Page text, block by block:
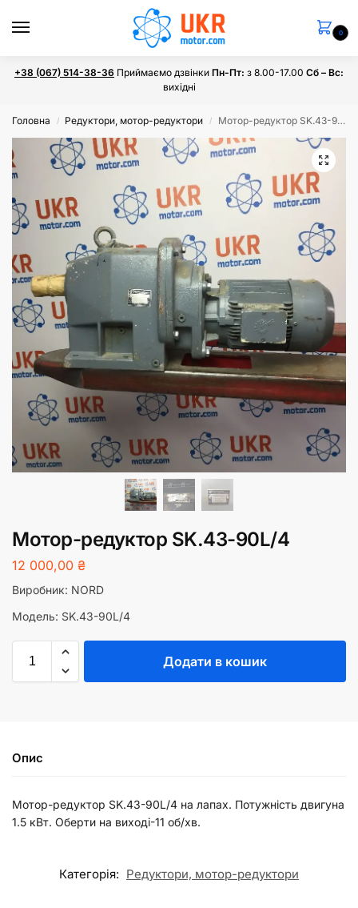
0
+38 (067) 514-38-36 Приймаємо дзвінки Пн-Пт: з 8.00-17.00 Сб – Вс:
вихідні
Головна / Редуктори, мотор-редуктори / Мотор-редуктор SK.43-90L/4
Мотор-редуктор SK.43-90L/4
12 000,00 ₴
Виробник: NORD
Модель: SK.43-90L/4
Додати в кошик
Опис
Мотор-редуктор SK.43-90L/4 на лапах. Потужність двигуна
1.5 кВт. Оберти на виході-11 об/хв.
Категорія: Редуктори, мотор-редуктори